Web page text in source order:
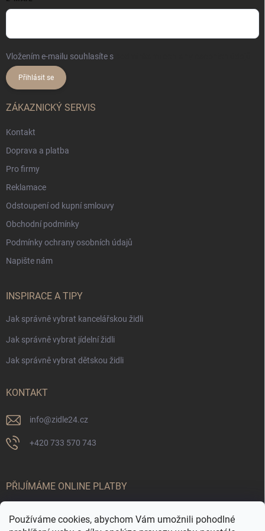
Používáme cookies, abychom Vám umožnili pohodlné
Vložením e-mailu souhlasíte s
Přihlásit se
ZÁKAZNICKÝ SERVIS
Kontakt
Doprava a platba
Pro firmy
Reklamace
Odstoupení od kupní smlouvy
Obchodní podmínky
Podmínky ochrany osobních údajů
Napište nám
INSPIRACE A TIPY
Jak správně vybrat kancelářskou židli
Jak správně vybrat jídelní židli
Jak správně vybrat dětskou židli
KONTAKT
info@zidle24.cz
+420 733 570 743
PŘIJÍMÁME ONLINE PLATBY